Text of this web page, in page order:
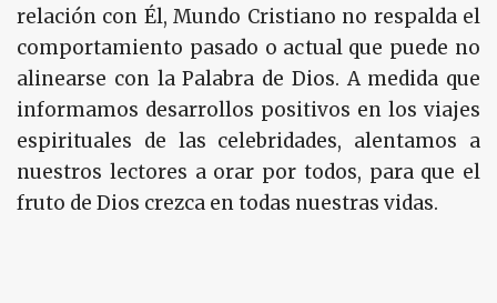
relación con Él, Mundo Cristiano no respalda el
comportamiento pasado o actual que puede no
alinearse con la Palabra de Dios. A medida que
informamos desarrollos positivos en los viajes
espirituales de las celebridades, alentamos a
nuestros lectores a orar por todos, para que el
fruto de Dios crezca en todas nuestras vidas.